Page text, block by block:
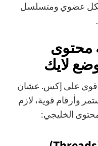
عضوي ومتسلسل
محتوى
لايك
قوي على إكس. عشان
وأرقام قوية، لازم
الخليجي: